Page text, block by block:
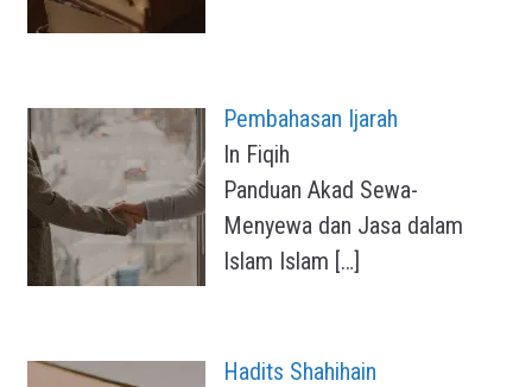
Pembahasan Ijarah
In Fiqih
Panduan Akad Sewa-
Menyewa dan Jasa dalam
Islam Islam […]
Hadits Shahihain